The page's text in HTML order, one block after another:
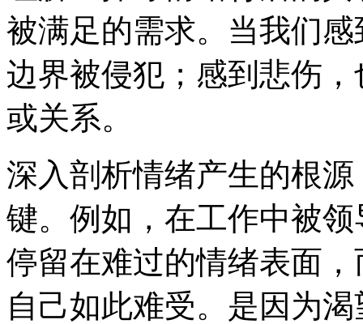
被满足的需求。当我们
边界被侵犯；感到悲伤
或关系。
深入剖析情绪产生的根
键。例如，在工作中被
停留在难过的情绪表面
自己如此难受。是因为